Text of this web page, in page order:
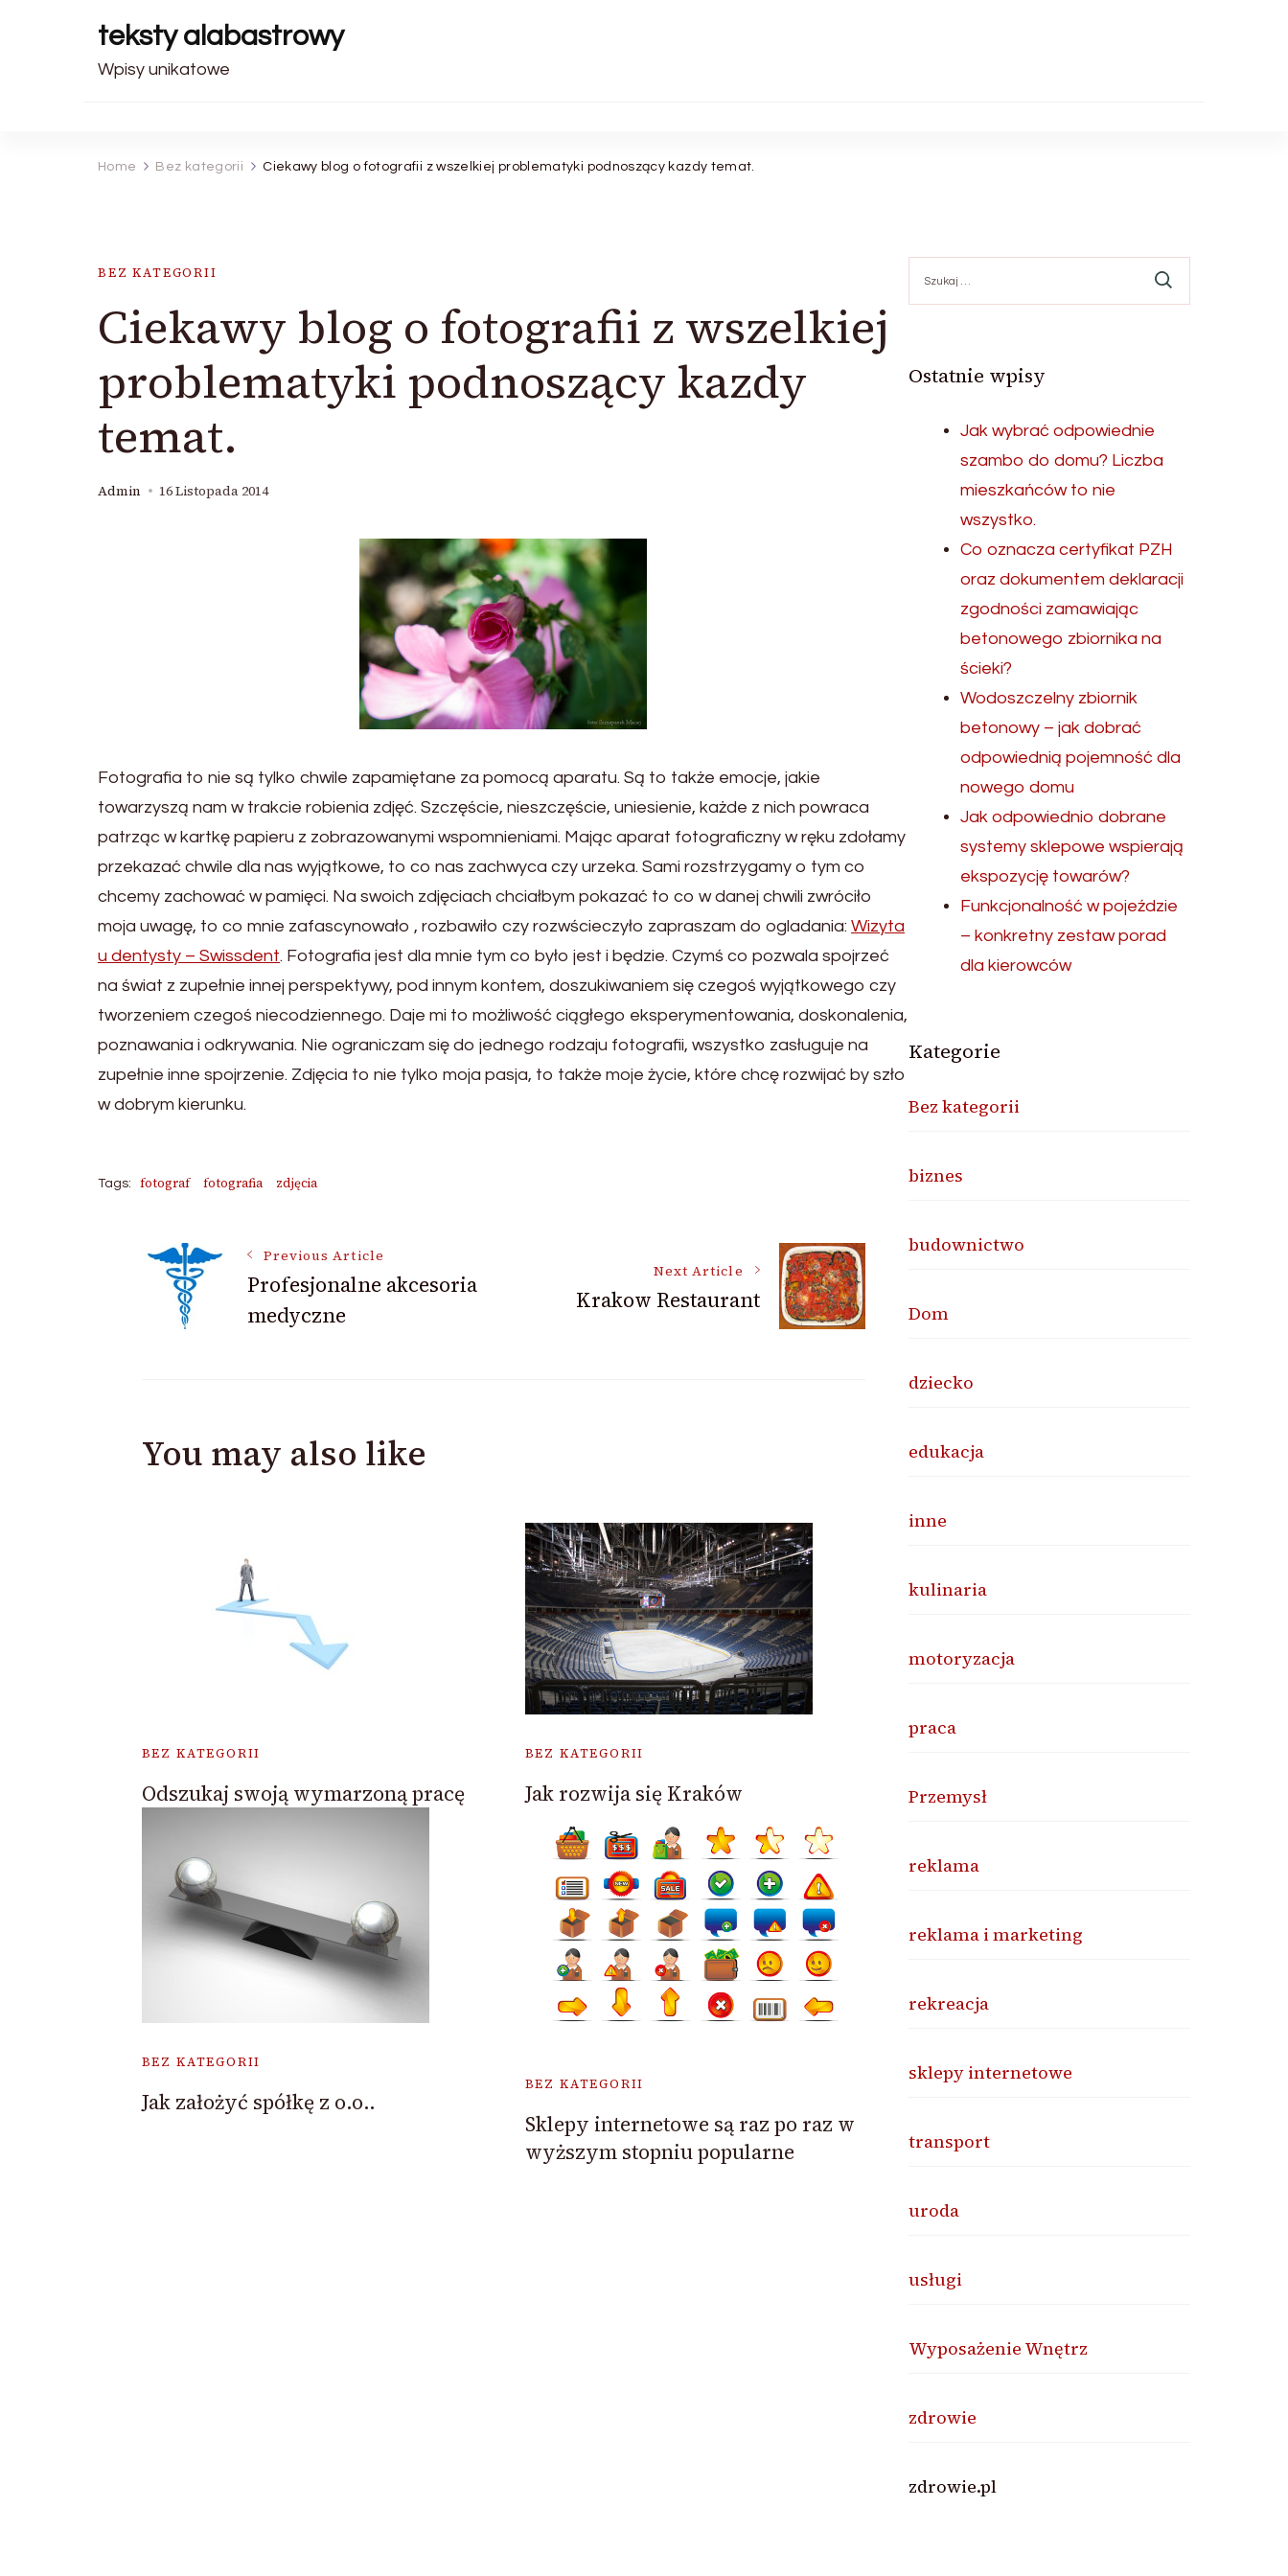
teksty alabastrowy
Wpisy unikatowe
Home Bez kategorii Ciekawy blog o fotografii z wszelkiej problematyki podnoszący kazdy temat.
BEZ KATEGORII
Ciekawy blog o fotografii z wszelkiej
problematyki podnoszący kazdy
temat.
Admin 16 Listopada 2014
Fotografia to nie są tylko chwile zapamiętane za pomocą aparatu. Są to także emocje, jakie
towarzyszą nam w trakcie robienia zdjęć. Szczęście, nieszczęście, uniesienie, każde z nich powraca
patrząc w kartkę papieru z zobrazowanymi wspomnieniami. Mając aparat fotograficzny w ręku zdołamy
przekazać chwile dla nas wyjątkowe, to co nas zachwyca czy urzeka. Sami rozstrzygamy o tym co
chcemy zachować w pamięci. Na swoich zdjęciach chciałbym pokazać to co w danej chwili zwróciło
moja uwagę, to co mnie zafascynowało , rozbawiło czy rozwścieczyło zapraszam do ogladania: Wizyta
u dentysty – Swissdent. Fotografia jest dla mnie tym co było jest i będzie. Czymś co pozwala spojrzeć
na świat z zupełnie innej perspektywy, pod innym kontem, doszukiwaniem się czegoś wyjątkowego czy
tworzeniem czegoś niecodziennego. Daje mi to możliwość ciągłego eksperymentowania, doskonalenia,
poznawania i odkrywania. Nie ograniczam się do jednego rodzaju fotografii, wszystko zasługuje na
zupełnie inne spojrzenie. Zdjęcia to nie tylko moja pasja, to także moje życie, które chcę rozwijać by szło
w dobrym kierunku.
Tags: fotograf fotografia zdjęcia
Post
Navigation
Previous Article
Profesjonalne akcesoria
medyczne
Next Article
Krakow Restaurant
You may also like
BEZ KATEGORII
Odszukaj swoją wymarzoną pracę
BEZ KATEGORII
Jak rozwija się Kraków
BEZ KATEGORII
Jak założyć spółkę z o.o..
BEZ KATEGORII
Sklepy internetowe są raz po raz w
wyższym stopniu popularne
Ostatnie wpisy
Jak wybrać odpowiednie
szambo do domu? Liczba
mieszkańców to nie
wszystko.
Co oznacza certyfikat PZH
oraz dokumentem deklaracji
zgodności zamawiając
betonowego zbiornika na
ścieki?
Wodoszczelny zbiornik
betonowy – jak dobrać
odpowiednią pojemność dla
nowego domu
Jak odpowiednio dobrane
systemy sklepowe wspierają
ekspozycję towarów?
Funkcjonalność w pojeździe
– konkretny zestaw porad
dla kierowców
Kategorie
Bez kategorii
biznes
budownictwo
Dom
dziecko
edukacja
inne
kulinaria
motoryzacja
praca
Przemysł
reklama
reklama i marketing
rekreacja
sklepy internetowe
transport
uroda
usługi
Wyposażenie Wnętrz
zdrowie
zdrowie.pl